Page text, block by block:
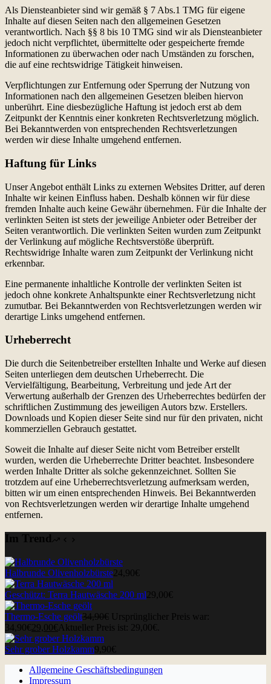
Als Diensteanbieter sind wir gemäß § 7 Abs.1 TMG für eigene
Inhalte auf diesen Seiten nach den allgemeinen Gesetzen
verantwortlich. Nach §§ 8 bis 10 TMG sind wir als Diensteanbieter
jedoch nicht verpflichtet, übermittelte oder gespeicherte fremde
Informationen zu überwachen oder nach Umständen zu forschen,
die auf eine rechtswidrige Tätigkeit hinweisen.
Verpflichtungen zur Entfernung oder Sperrung der Nutzung von
Informationen nach den allgemeinen Gesetzen bleiben hiervon
unberührt. Eine diesbezügliche Haftung ist jedoch erst ab dem
Zeitpunkt der Kenntnis einer konkreten Rechtsverletzung möglich.
Bei Bekanntwerden von entsprechenden Rechtsverletzungen
werden wir diese Inhalte umgehend entfernen.
Haftung für Links
Unser Angebot enthält Links zu externen Websites Dritter, auf deren
Inhalte wir keinen Einfluss haben. Deshalb können wir für diese
fremden Inhalte auch keine Gewähr übernehmen. Für die Inhalte der
verlinkten Seiten ist stets der jeweilige Anbieter oder Betreiber der
Seiten verantwortlich. Die verlinkten Seiten wurden zum Zeitpunkt
der Verlinkung auf mögliche Rechtsverstöße überprüft.
Rechtswidrige Inhalte waren zum Zeitpunkt der Verlinkung nicht
erkennbar.
Eine permanente inhaltliche Kontrolle der verlinkten Seiten ist
jedoch ohne konkrete Anhaltspunkte einer Rechtsverletzung nicht
zumutbar. Bei Bekanntwerden von Rechtsverletzungen werden wir
derartige Links umgehend entfernen.
Urheberrecht
Die durch die Seitenbetreiber erstellten Inhalte und Werke auf diesen
Seiten unterliegen dem deutschen Urheberrecht. Die
Vervielfältigung, Bearbeitung, Verbreitung und jede Art der
Verwertung außerhalb der Grenzen des Urheberrechtes bedürfen der
schriftlichen Zustimmung des jeweiligen Autors bzw. Erstellers.
Downloads und Kopien dieser Seite sind nur für den privaten, nicht
kommerziellen Gebrauch gestattet.
Soweit die Inhalte auf dieser Seite nicht vom Betreiber erstellt
wurden, werden die Urheberrechte Dritter beachtet. Insbesondere
werden Inhalte Dritter als solche gekennzeichnet. Sollten Sie
trotzdem auf eine Urheberrechtsverletzung aufmerksam werden,
bitten wir um einen entsprechenden Hinweis. Bei Bekanntwerden
von Rechtsverletzungen werden wir derartige Inhalte umgehend
entfernen.
Im Trend
Halbrunde Olivenholzbürste 24,90€
Geschützt: Terra Hautwäsche 200 ml 29,00€
Thermo-Esche geölt34,90€ Ursprünglicher Preis war:
34,90€ 29,00€ Aktueller Preis ist: 29,00€.
Sehr grober Holzkamm9,90€
Allgemeine Geschäftsbedingungen
Impressum